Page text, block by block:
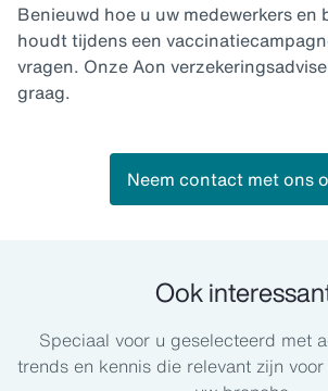
Benieuwd hoe u uw medewerkers en
houdt tijdens een
vragen. Onze Aon
graag.
Neem contact met ons
Ook
Speciaal voor u geselecteerd met
trends en kennis die relevant zijn